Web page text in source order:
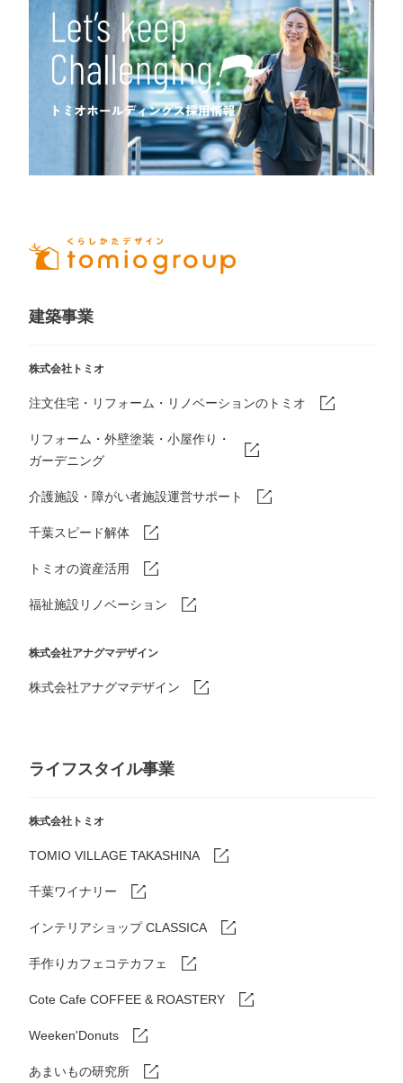
建築事業
株式会社トミオ
注文住宅・リフォーム・リノベーションのトミオ
リフォーム・外壁塗装・小屋作り・
ガーデニング
介護施設・障がい者施設運営サポート
千葉スピード解体
トミオの資産活用
福祉施設リノベーション
株式会社アナグマデザイン
株式会社アナグマデザイン
ライフスタイル事業
株式会社トミオ
TOMIO VILLAGE TAKASHINA
千葉ワイナリー
インテリアショップ CLASSICA
手作りカフェコテカフェ
Cote Cafe COFFEE & ROASTERY
Weeken'Donuts
あまいもの研究所